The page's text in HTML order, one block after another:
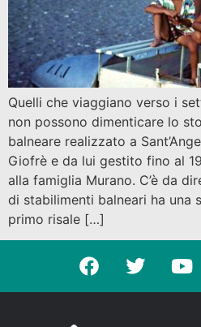
Quelli che viaggiano verso i
non possono dimenticare lo
balneare realizzato a
Giofrè e da lui gestito fino al
alla famiglia Murano. C’è da
di stabilimenti balneari ha una
primo risale […]